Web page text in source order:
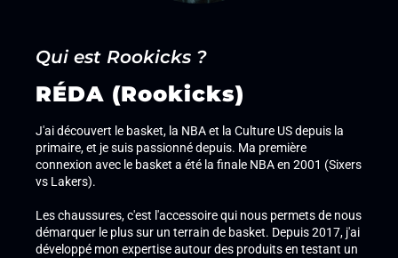
Qui est Rookicks ?
RÉDA (Rookicks)
J'ai découvert le basket, la NBA et la Culture US depuis la
primaire, et je suis passionné depuis. Ma première
connexion avec le basket a été la finale NBA en 2001 (Sixers
vs Lakers).
Les chaussures, c'est l'accessoire qui nous permets de nous
démarquer le plus sur un terrain de basket. Depuis 2017, j'ai
développé mon expertise autour des produits en testant un